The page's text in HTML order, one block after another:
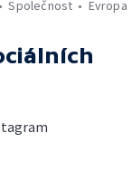
Společnost Evropa